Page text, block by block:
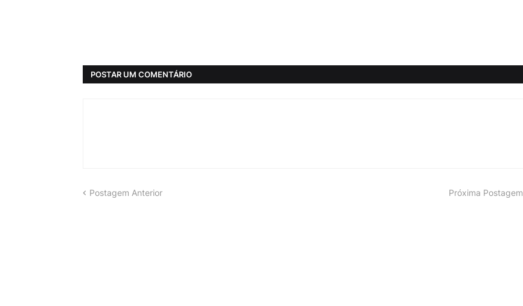
POSTAR UM COMENTÁRIO
Postagem Anterior Próxima Postagem